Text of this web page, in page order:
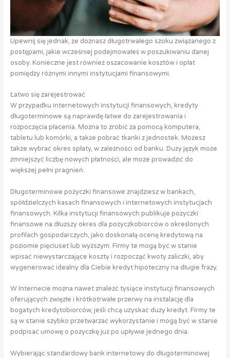
Upewnij się jednak, że doznasz długotrwałego szoku związanego z
postępami, jakie wcześniej podejmowałeś w poszukiwaniu danej
osoby. Konieczne jest również oszacowanie kosztów i opłat
pomiędzy różnymi innymi instytucjami finansowymi.
Łatwo się zarejestrować
W przypadku internetowych instytucji finansowych, kredyty
długoterminowe są naprawdę łatwe do zarejestrowania i
rozpoczęcia płacenia. Można to zrobić za pomocą komputera,
tabletu lub komórki, a także pobrać tkanki z jednostek. Możesz
także wybrać okres spłaty, w zależności od banku. Duży język może
zmniejszyć liczbę nowych płatności, ale może prowadzić do
większej pełni pragnień.
Długoterminowe pożyczki finansowe znajdziesz w bankach,
spółdzielczych kasach finansowych i internetowych instytucjach
finansowych. Kilka instytucji finansowych publikuje pożyczki
finansowe na dłuższy okres dla pożyczkobiorców o określonych
profilach gospodarczych, jako doskonałą ocenę kredytową na
poziomie pięciuset lub wyższym. Firmy te mogą być w stanie
wpisać niewystarczające koszty i rozpocząć kwoty zaliczki, aby
wygenerować idealny dla Ciebie kredyt hipoteczny na długie frazy.
W Internecie można nawet znaleźć tysiące instytucji finansowych
oferujących zwięzłe i krótkotrwałe przerwy na instalację dla
bogatych kredytobiorców, jeśli chcą uzyskać duży kredyt. Firmy te
są w stanie szybko przetwarzać wykorzystanie i mogą być w stanie
podpisać umowę o pożyczkę już po upływie jednego dnia.
Wybierając standardowy bank internetowy do długoterminowej